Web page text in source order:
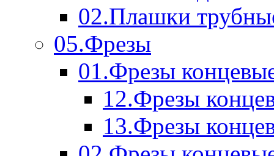
02.Плашки
05.Фрезы
01.Фрезы
12.Фрезы
13.Фрезы